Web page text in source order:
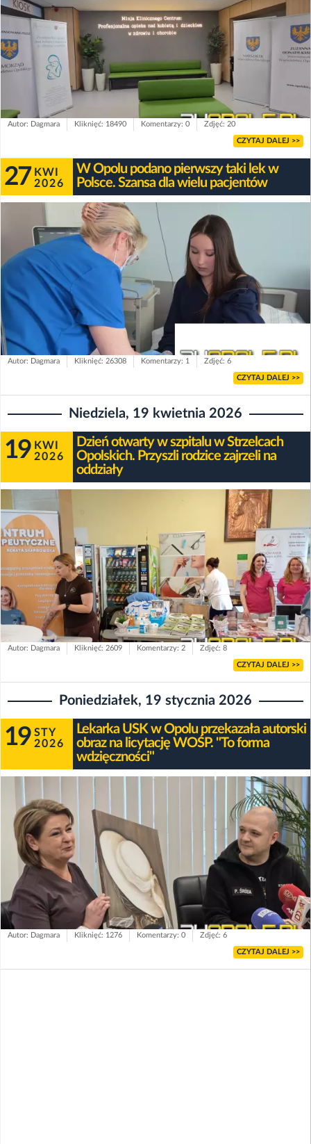
Autor: Dagmara Kliknięć: 18490 Komentarzy: 0 Zdjęć: 20
CZYTAJ DALEJ >>
27 KWI
2026
W Opolu podano pierwszy taki lek w
Polsce. Szansa dla wielu pacjentów
Autor: Dagmara Kliknięć: 26308 Komentarzy: 1 Zdjęć: 6
CZYTAJ DALEJ >>
Niedziela, 19 kwietnia 2026
19 KWI
2026
Dzień otwarty w szpitalu w Strzelcach
Opolskich. Przyszli rodzice zajrzeli na
oddziały
Autor: Dagmara Kliknięć: 2609 Komentarzy: 2 Zdjęć: 8
CZYTAJ DALEJ >>
Poniedziałek, 19 stycznia 2026
19 STY
2026
Lekarka USK w Opolu przekazała autorski
obraz na licytację WOŚP. "To forma
wdzięczności"
Autor: Dagmara Kliknięć: 1276 Komentarzy: 0 Zdjęć: 6
CZYTAJ DALEJ >>